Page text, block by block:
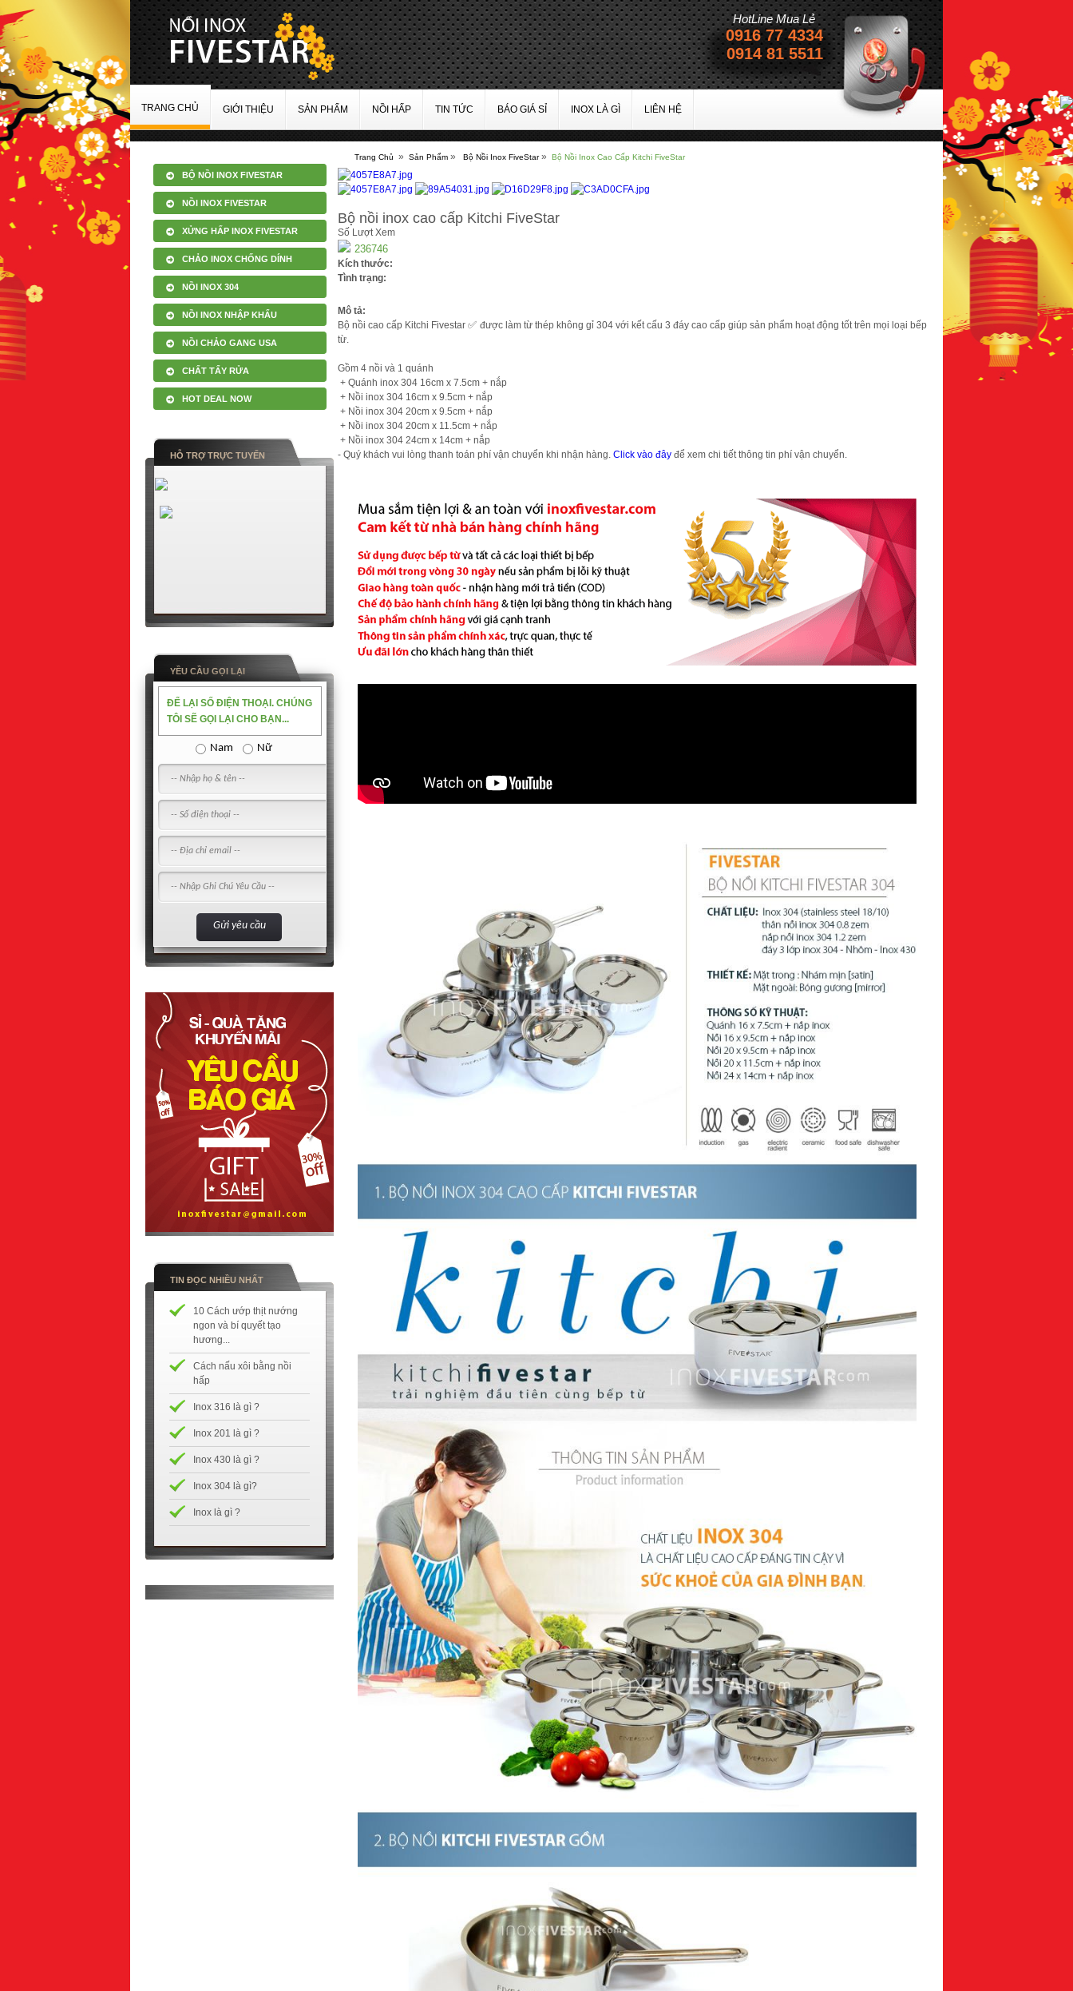
HotLine Mua Lẻ
0916 77 4334
0914 81 5511
TRANG CHỦ GIỚI THIỆU SẢN PHẨM NỒI HẤP TIN TỨC BÁO GIÁ SỈ INOX LÀ GÌ LIÊN HỆ
BỘ NỒI INOX FIVESTAR
NỒI INOX FIVESTAR
XỬNG HẤP INOX FIVESTAR
CHẢO INOX CHỐNG DÍNH
NỒI INOX 304
NỒI INOX NHẬP KHẨU
NỒI CHẢO GANG USA
CHẤT TẨY RỬA
HOT DEAL NOW
HỖ TRỢ TRỰC TUYẾN
YỀU CẦU GỌI LẠI
ĐỂ LẠI SỐ ĐIỆN THOẠI. CHÚNG
TÔI SẼ GỌI LẠI CHO BẠN...
Nam Nữ
TIN ĐỌC NHIỀU NHẤT
10 Cách ướp thịt nướng
ngon và bí quyết tạo
hương...
Cách nấu xôi bằng nồi
hấp
Inox 316 là gì ?
Inox 201 là gì ?
Inox 430 là gì ?
Inox 304 là gì?
Inox là gì ?
Trang Chủ » Sản Phẩm » Bộ Nồi Inox FiveStar » Bộ Nồi Inox Cao Cấp Kitchi FiveStar
Bộ nồi inox cao cấp Kitchi FiveStar
Số Lượt Xem
236746
Kích thước:
Tình trạng:
Mô tả:
Bộ nồi cao cấp Kitchi Fivestar ✅ được làm từ thép không gỉ 304 với kết cấu 3 đáy cao cấp giúp sản phẩm hoạt động tốt trên mọi loại bếp
từ.
Gồm 4 nồi và 1 quánh
+ Quánh inox 304 16cm x 7.5cm + nắp
+ Nồi inox 304 16cm x 9.5cm + nắp
+ Nồi inox 304 20cm x 9.5cm + nắp
+ Nồi inox 304 20cm x 11.5cm + nắp
+ Nồi inox 304 24cm x 14cm + nắp
- Quý khách vui lòng thanh toán phí vận chuyển khi nhận hàng. Click vào đây để xem chi tiết thông tin phí vận chuyển.